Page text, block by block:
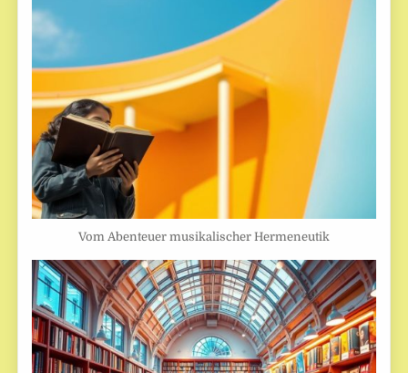
Vom Abenteuer musikalischer Hermeneutik